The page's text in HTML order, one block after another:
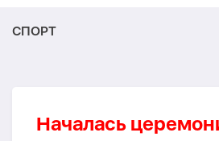
СПОРТ
Началась